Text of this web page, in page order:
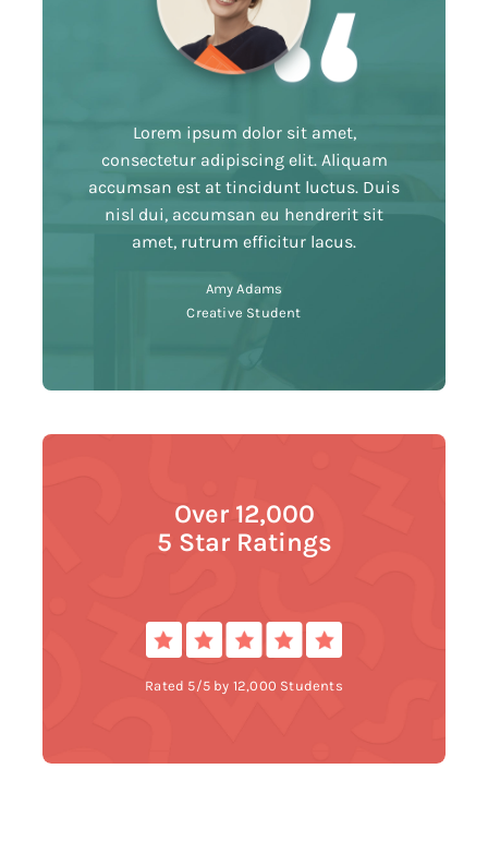
Lorem ipsum dolor sit amet,
consectetur adipiscing elit. Aliquam
accumsan est at tincidunt luctus. Duis
nisl dui, accumsan eu hendrerit sit
amet, rutrum efficitur lacus.
Amy Adams
Creative Student
Over 12,000
5 Star Ratings
Rated 5/5 by 12,000 Students